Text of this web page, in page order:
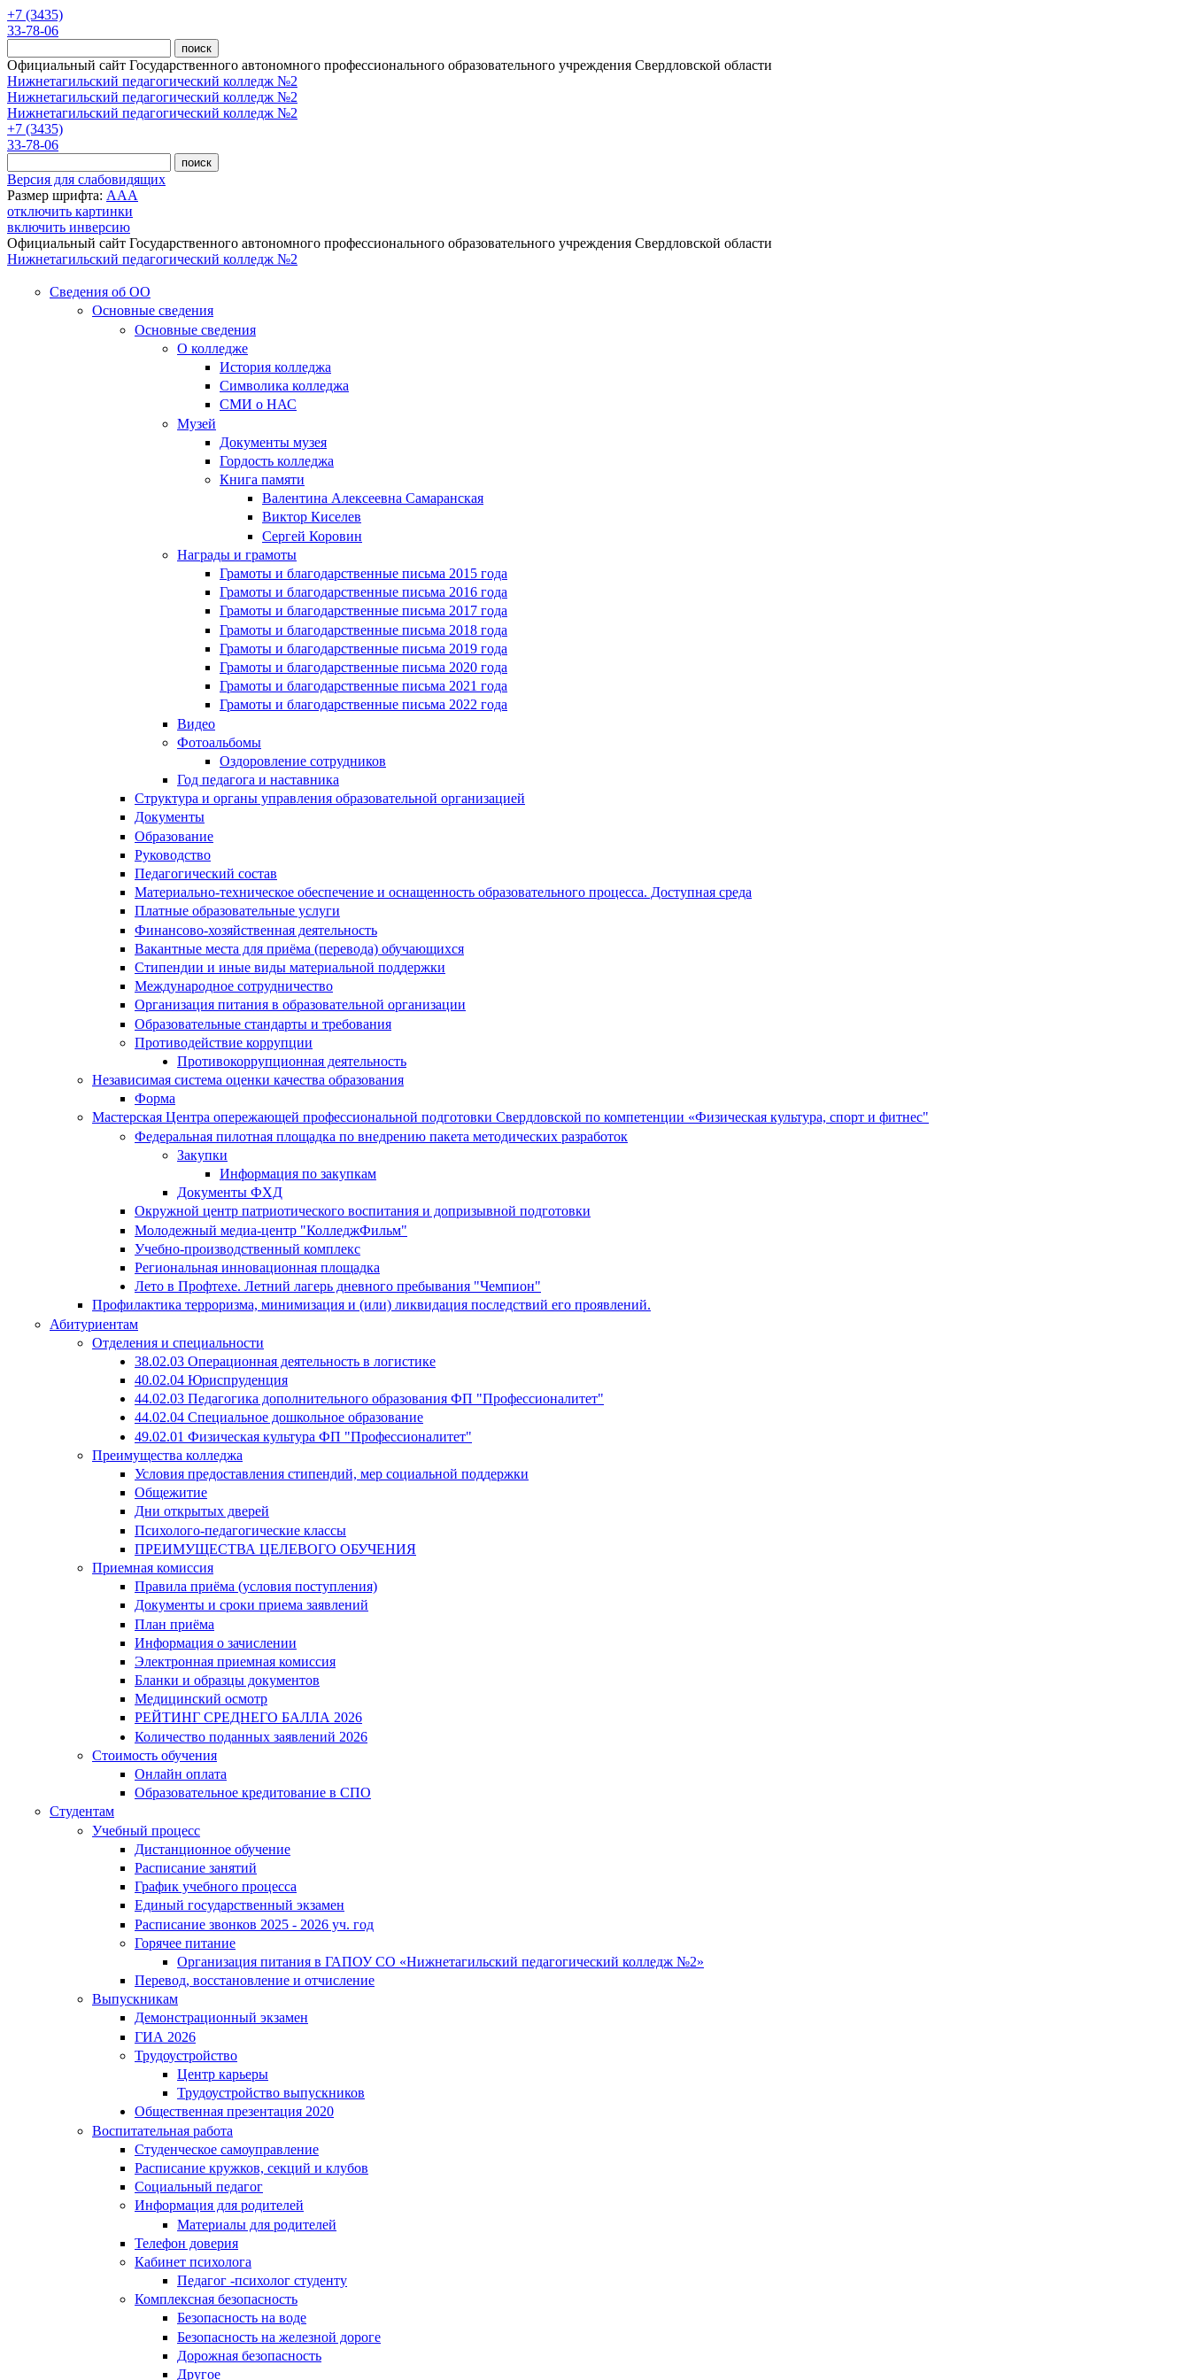
Перейти к основному содержанию
+7 (3435)
33-78-06
Официальный сайт Государственного автономного профессионального образовательного учреждения Свердловской области
Нижнетагильский педагогический колледж №2
Нижнетагильский педагогический колледж №2
Нижнетагильский педагогический колледж №2
+7 (3435)
33-78-06
Версия для слабовидящих
Размер шрифта: AAA
отключить картинки
включить инверсию
Официальный сайт Государственного автономного профессионального образовательного учреждения Свердловской области
Нижнетагильский педагогический колледж №2
Сведения об ОО
Основные сведения
Основные сведения
О колледже
История колледжа
Символика колледжа
СМИ о НАС
Музей
Документы музея
Гордость колледжа
Книга памяти
Валентина Алексеевна Самаранская
Виктор Киселев
Сергей Коровин
Награды и грамоты
Грамоты и благодарственные письма 2015 года
Грамоты и благодарственные письма 2016 года
Грамоты и благодарственные письма 2017 года
Грамоты и благодарственные письма 2018 года
Грамоты и благодарственные письма 2019 года
Грамоты и благодарственные письма 2020 года
Грамоты и благодарственные письма 2021 года
Грамоты и благодарственные письма 2022 года
Видео
Фотоальбомы
Оздоровление сотрудников
Год педагога и наставника
Структура и органы управления образовательной организацией
Документы
Образование
Руководство
Педагогический состав
Материально-техническое обеспечение и оснащенность образовательного процесса. Доступная среда
Платные образовательные услуги
Финансово-хозяйственная деятельность
Вакантные места для приёма (перевода) обучающихся
Стипендии и иные виды материальной поддержки
Международное сотрудничество
Организация питания в образовательной организации
Образовательные стандарты и требования
Противодействие коррупции
Противокоррупционная деятельность
Независимая система оценки качества образования
Форма
Мастерская Центра опережающей профессиональной подготовки Свердловской по компетенции «Физическая культура, спорт и фитнес"
Федеральная пилотная площадка по внедрению пакета методических разработок
Закупки
Информация по закупкам
Документы ФХД
Окружной центр патриотического воспитания и допризывной подготовки
Молодежный медиа-центр "КолледжФильм"
Учебно-производственный комплекс
Региональная инновационная площадка
Лето в Профтехе. Летний лагерь дневного пребывания "Чемпион"
Профилактика терроризма, минимизация и (или) ликвидация последствий его проявлений.
Абитуриентам
Отделения и специальности
38.02.03 Операционная деятельность в логистике
40.02.04 Юриспруденция
44.02.03 Педагогика дополнительного образования ФП "Профессионалитет"
44.02.04 Специальное дошкольное образование
49.02.01 Физическая культура ФП "Профессионалитет"
Преимущества колледжа
Условия предоставления стипендий, мер социальной поддержки
Общежитие
Дни открытых дверей
Психолого-педагогические классы
ПРЕИМУЩЕСТВА ЦЕЛЕВОГО ОБУЧЕНИЯ
Приемная комиссия
Правила приёма (условия поступления)
Документы и сроки приема заявлений
План приёма
Информация о зачислении
Электронная приемная комиссия
Бланки и образцы документов
Медицинский осмотр
РЕЙТИНГ СРЕДНЕГО БАЛЛА 2026
Количество поданных заявлений 2026
Стоимость обучения
Онлайн оплата
Образовательное кредитование в СПО
Студентам
Учебный процесс
Дистанционное обучение
Расписание занятий
График учебного процесса
Единый государственный экзамен
Расписание звонков 2025 - 2026 уч. год
Горячее питание
Организация питания в ГАПОУ СО «Нижнетагильский педагогический колледж №2»
Перевод, восстановление и отчисление
Выпускникам
Демонстрационный экзамен
ГИА 2026
Трудоустройство
Центр карьеры
Трудоустройство выпускников
Общественная презентация 2020
Воспитательная работа
Студенческое самоуправление
Расписание кружков, секций и клубов
Социальный педагог
Информация для родителей
Материалы для родителей
Телефон доверия
Кабинет психолога
Педагог -психолог студенту
Комплексная безопасность
Безопасность на воде
Безопасность на железной дороге
Дорожная безопасность
Другое